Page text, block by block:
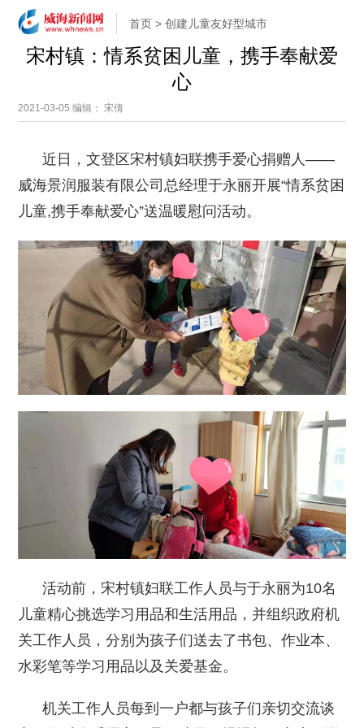
首页 >创建儿童友好型城市
宋村镇：情系贫困儿童，携手奉献爱
心
2021-03-05编辑： 宋倩
近日，文登区宋村镇妇联携手爱心捐赠人——
威海景润服装有限公司总经理于永丽开展“情系贫困
儿童,携手奉献爱心”送温暖慰问活动。
活动前，宋村镇妇联工作人员与于永丽为10名
儿童精心挑选学习用品和生活用品，并组织政府机
关工作人员，分别为孩子们送去了书包、作业本、
水彩笔等学习用品以及关爱基金。
机关工作人员每到一户都与孩子们亲切交流谈